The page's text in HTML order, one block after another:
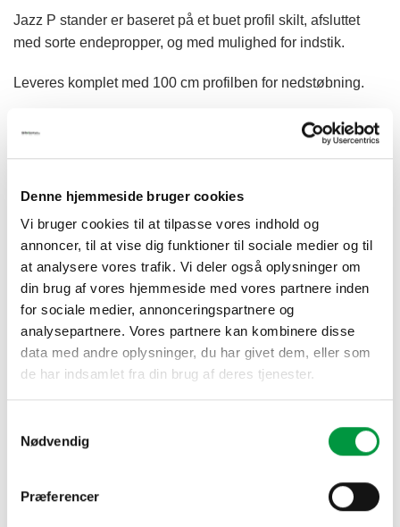
Denne hjemmeside bruger cookies
Vi bruger cookies til at tilpasse vores indhold og
annoncer, til at vise dig funktioner til sociale medier og til
at analysere vores trafik. Vi deler også oplysninger om
din brug af vores hjemmeside med vores partnere inden
for sociale medier, annonceringspartnere og
analysepartnere. Vores partnere kan kombinere disse
data med andre oplysninger, du har givet dem, eller som
de har indsamlet fra din brug af deres tjenester.
Nødvendig
Præferencer
Jazz P stander er baseret på et buet profil skilt, afsluttet
med sorte endepropper, og med mulighed for indstik.
Leveres komplet med 100 cm profilben for nedstøbning.
TILKØB
Tilkøb af folie (+ 198,00
JAZZ P-STANDER 75 mm høj, 400 mm bred antal
TILFØJ TIL KURV
kontakt os venligst for tilbud.